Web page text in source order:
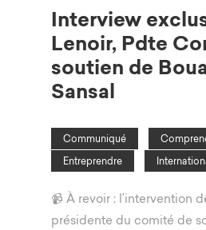
Interview
Lenoir, Pdte
soutien de
Sansal
Communiqué
Entreprendre
📹 À revoir : l’intervention
présidente du comité de